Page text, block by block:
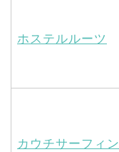
ホステルルーツ
カウチサーフィン